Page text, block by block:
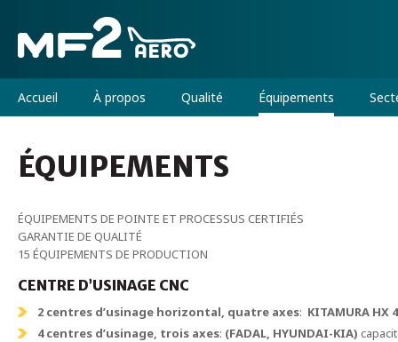
Accueil À propos Qualité Équipements
ÉQUIPEMENTS
ÉQUIPEMENTS DE POINTE ET PROCESSUS CERTIFIÉS
GARANTIE DE QUALITÉ
15 ÉQUIPEMENTS DE PRODUCTION
CENTRE D’USINAGE CNC
2 centres d’usinage horizontal, quatre axes: KITAMURA HX
4 centres d’usinage, trois axes: (FADAL, HYUNDAI-KIA)